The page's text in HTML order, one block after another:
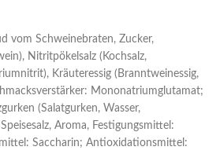
vom Schweinebraten, Zucker,
Nitritpökelsalz (Kochsalz,
Kräuteressig (Branntweinessig,
Mononatriumglutamat;
(Salatgurken, Wasser,
Aroma, Festigungsmittel:
Saccharin; Antioxidationsmittel: